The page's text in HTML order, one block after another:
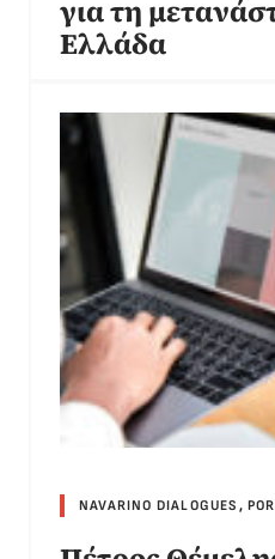
για τη
Ελλάδα
NAVARINO DIALOGUES ,